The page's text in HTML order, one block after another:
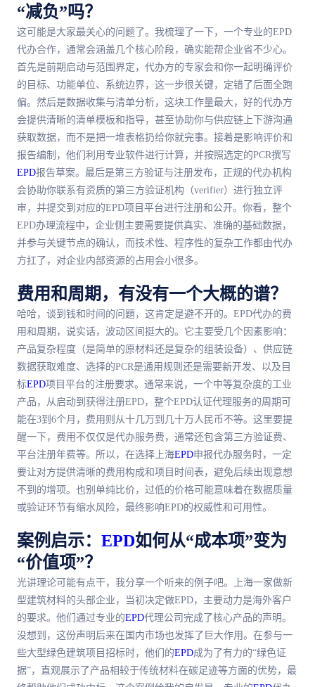
“减负”吗？
这可能是大家最关心的问题了。我梳理了一下，一个专业的EPD
代办合作，通常会涵盖几个核心阶段，确实能帮企业省不少心。
首先是前期启动与范围界定，代办方的专家会和你一起明确评价
的目标、功能单位、系统边界，这一步很关键，定错了后面全跑
偏。然后是数据收集与清单分析，这块工作量最大，好的代办方
会提供清晰的清单模板和指导，甚至协助你与供应链上下游沟通
获取数据，而不是把一堆表格扔给你就完事。接着是影响评价和
报告编制，他们利用专业软件进行计算，并按照选定的PCR撰写
EPD报告草案。 最后是第三方验证与注册发布，正规的代办机构
会协助你联系有资质的第三方验证机构（verifier）进行独立评
审，并提交到对应的EPD项目平台进行注册和公开。你看，整个
EPD办理流程中，企业侧主要需要提供真实、准确的基础数据，
并参与关键节点的确认，而技术性、程序性的复杂工作都由代办
方扛了，对企业内部资源的占用会小很多。
费用和周期，有没有一个大概的谱？
哈哈，谈到钱和时间的问題，这肯定是避不开的。EPD代办的费
用和周期，说实话，波动区间挺大的。它主要受几个因素影响：
产品复杂程度（是简单的原材料还是复杂的组装设备）、供应链
数据获取难度、选择的PCR是通用规则还是需要新开发、以及目
标EPD项目平台的注册要求。通常来说，一个中等复杂度的工业
产品，从启动到获得注册EPD，整个EPD认证代理服务的周期可
能在3到6个月，费用则从十几万到几十万人民币不等。这里要提
醒一下，费用不仅仅是代办服务费，通常还包含第三方验证费、
平台注册年费等。所以，在选择上海EPD申报代办服务时，一定
要让对方提供清晰的费用构成和项目时间表，避免后续出现意想
不到的增项。也别单纯比价，过低的价格可能意味着在数据质量
或验证环节有缩水风险， 最终影响EPD的权威性和可用性。
案例启示： EPD如何从“成本项”变为
“价值项”？
光讲理论可能有点干，我分享一个听来的例子吧。上海一家做新
型建筑材料的头部企业，当初决定做EPD，主要动力是海外客户
的要求。他们通过专业的EPD代理公司完成了核心产品的声明。
没想到，这份声明后来在国内市场也发挥了巨大作用。在参与一
些大型绿色建筑项目招标时，他们的EPD成为了有力的“绿色证
据”，直观展示了产品相较于传统材料在碳足迹等方面的优势， 最